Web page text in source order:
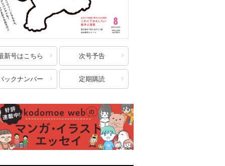
新号はこちら 次号予告
ックナンバー 定期購読